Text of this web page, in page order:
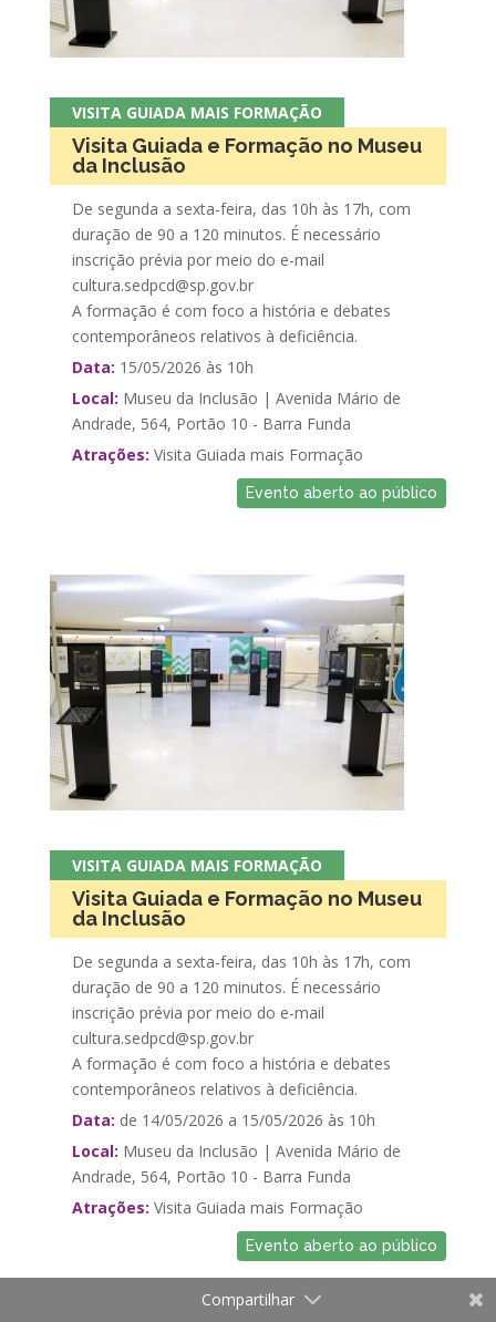
VISITA GUIADA MAIS FORMAÇÃO
Visita Guiada e Formação no Museu
da Inclusão
De segunda a sexta-feira, das 10h às 17h, com
duração de 90 a 120 minutos. É necessário
inscrição prévia por meio do e-mail
cultura.sedpcd@sp.gov.br
A formação é com foco a história e debates
contemporâneos relativos à deficiência.
Data: 15/05/2026 às 10h
Local: Museu da Inclusão | Avenida Mário de
Andrade, 564, Portão 10 - Barra Funda
Atrações: Visita Guiada mais Formação
Evento aberto ao público
VISITA GUIADA MAIS FORMAÇÃO
Visita Guiada e Formação no Museu
da Inclusão
De segunda a sexta-feira, das 10h às 17h, com
duração de 90 a 120 minutos. É necessário
inscrição prévia por meio do e-mail
cultura.sedpcd@sp.gov.br
A formação é com foco a história e debates
contemporâneos relativos à deficiência.
Data: de 14/05/2026 a 15/05/2026 às 10h
Local: Museu da Inclusão | Avenida Mário de
Andrade, 564, Portão 10 - Barra Funda
Atrações: Visita Guiada mais Formação
Evento aberto ao público
Compartilhar